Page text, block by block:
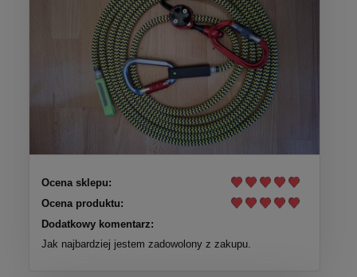
Ocena sklepu:
Ocena produktu:
Dodatkowy komentarz:
Jak najbardziej jestem zadowolony z zakupu.